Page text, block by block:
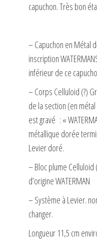
capuchon. Très bon
– Capuchon en Métal
inscription
inférieur de ce
– Corps Celluloid (?)
de la section (en
est gravé : «
métallique dorée
Levier doré.
– Bloc plume Celluloid
d’origine WATERMAN
– Système à Levier.
changer.
Longueur 11,5 cm